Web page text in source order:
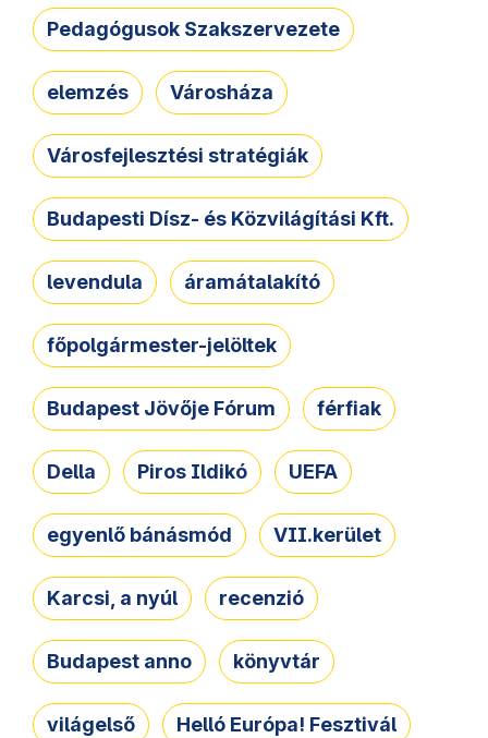
Pedagógusok Szakszervezete
elemzés Városháza
Városfejlesztési stratégiák
Budapesti Dísz- és Közvilágítási Kft.
levendula áramátalakító
főpolgármester-jelöltek
Budapest Jövője Fórum férfiak
Della Piros Ildikó UEFA
egyenlő bánásmód VII.kerület
Karcsi, a nyúl recenzió
Budapest anno könyvtár
világelső Helló Európa! Fesztivál